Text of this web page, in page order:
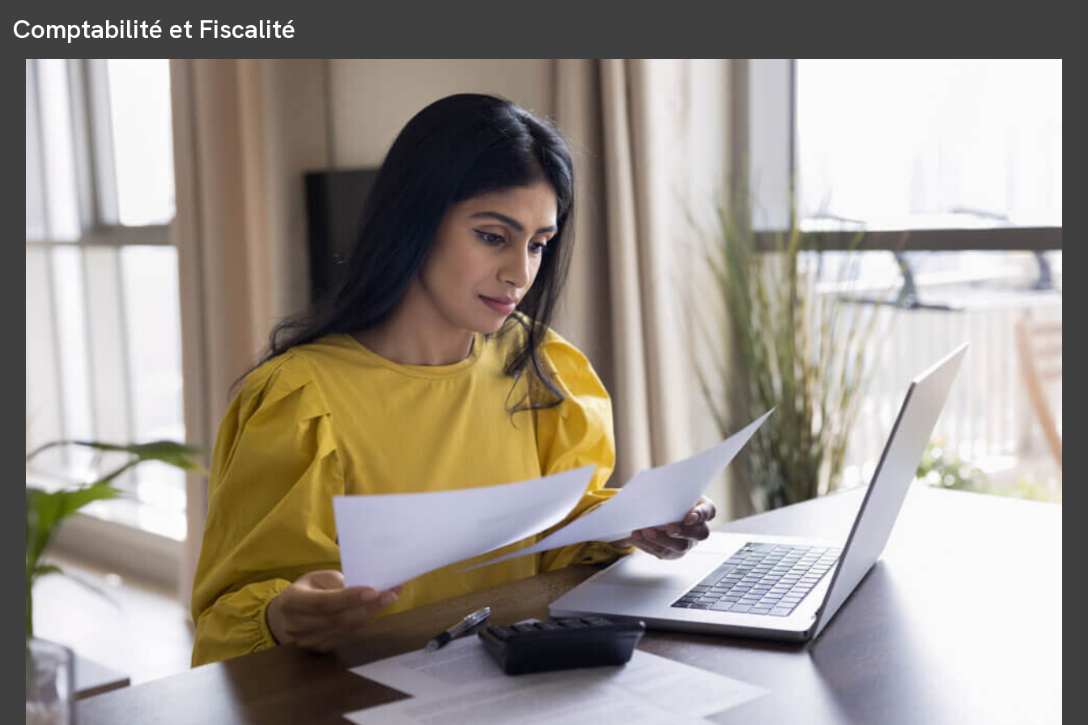
Comptabilité et Fiscalité